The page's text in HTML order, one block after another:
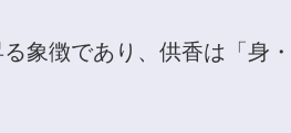
象徴であり、供香は「身・